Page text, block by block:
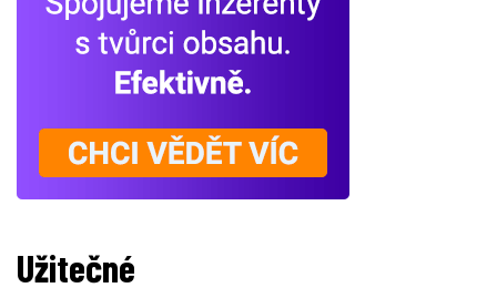
Užitečné